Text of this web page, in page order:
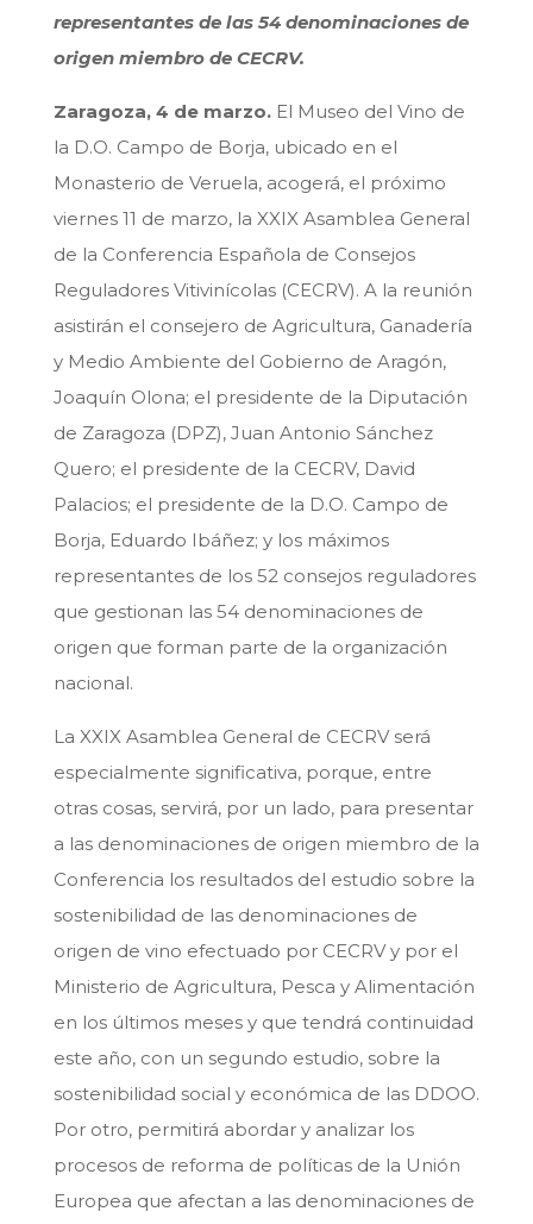
representantes de las 54 denominaciones de
origen miembro de CECRV.
Zaragoza, 4 de marzo.El Museo del Vino de
la D.O. Campo de Borja, ubicado en el
Monasterio de Veruela, acogerá, el próximo
viernes 11 de marzo, la XXIX Asamblea General
de la Conferencia Española de Consejos
Reguladores Vitivinícolas (CECRV). A la reunión
asistirán el consejero de Agricultura, Ganadería
y Medio Ambiente del Gobierno de Aragón,
Joaquín Olona; el presidente de la Diputación
de Zaragoza (DPZ), Juan Antonio Sánchez
Quero; el presidente de la CECRV, David
Palacios; el presidente de la D.O. Campo de
Borja, Eduardo Ibáñez; y los máximos
representantes de los 52 consejos reguladores
que gestionan las 54 denominaciones de
origen que forman parte de la organización
nacional.
La XXIX Asamblea General de CECRV será
especialmente significativa, porque, entre
otras cosas, servirá, por un lado, para presentar
a las denominaciones de origen miembro de la
Conferencia los resultados del estudio sobre la
sostenibilidad de las denominaciones de
origen de vino efectuado por CECRV y por el
Ministerio de Agricultura, Pesca y Alimentación
en los últimos meses y que tendrá continuidad
este año, con un segundo estudio, sobre la
sostenibilidad social y económica de las DDOO.
Por otro, permitirá abordar y analizar los
procesos de reforma de políticas de la Unión
Europea que afectan a las denominaciones de